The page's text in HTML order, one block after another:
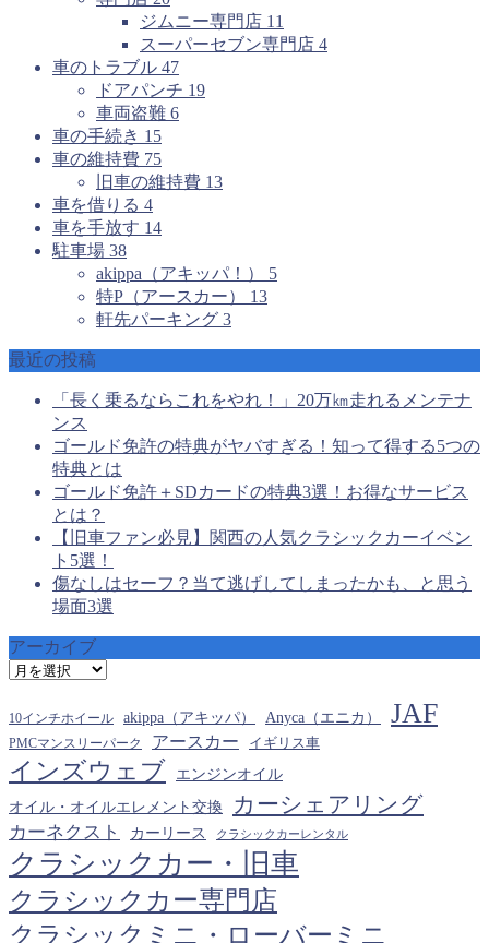
ジムニー専門店 11
スーパーセブン専門店 4
車のトラブル 47
ドアパンチ 19
車両盗難 6
車の手続き 15
車の維持費 75
旧車の維持費 13
車を借りる 4
車を手放す 14
駐車場 38
akippa（アキッパ！） 5
特P（アースカー） 13
軒先パーキング 3
最近の投稿
「長く乗るならこれをやれ！」20万㎞走れるメンテナ
ンス
ゴールド免許の特典がヤバすぎる！知って得する5つの
特典とは
ゴールド免許＋SDカードの特典3選！お得なサービス
とは？
【旧車ファン必見】関西の人気クラシックカーイベン
ト5選！
傷なしはセーフ？当て逃げしてしまったかも、と思う
場面3選
アーカイブ
ア
カ
イ
ブ
10インチホイール akippa（アキッパ） Anyca（エニカ） JAF
PMCマンスリーパーク アースカー イギリス車
インズウェブ エンジンオイル
オイル・オイルエレメント交換 カーシェアリング
カーネクスト カーリース クラシックカーレンタル
クラシックカー・旧車
クラシックカー専門店
クラシックミニ・ローバーミニ